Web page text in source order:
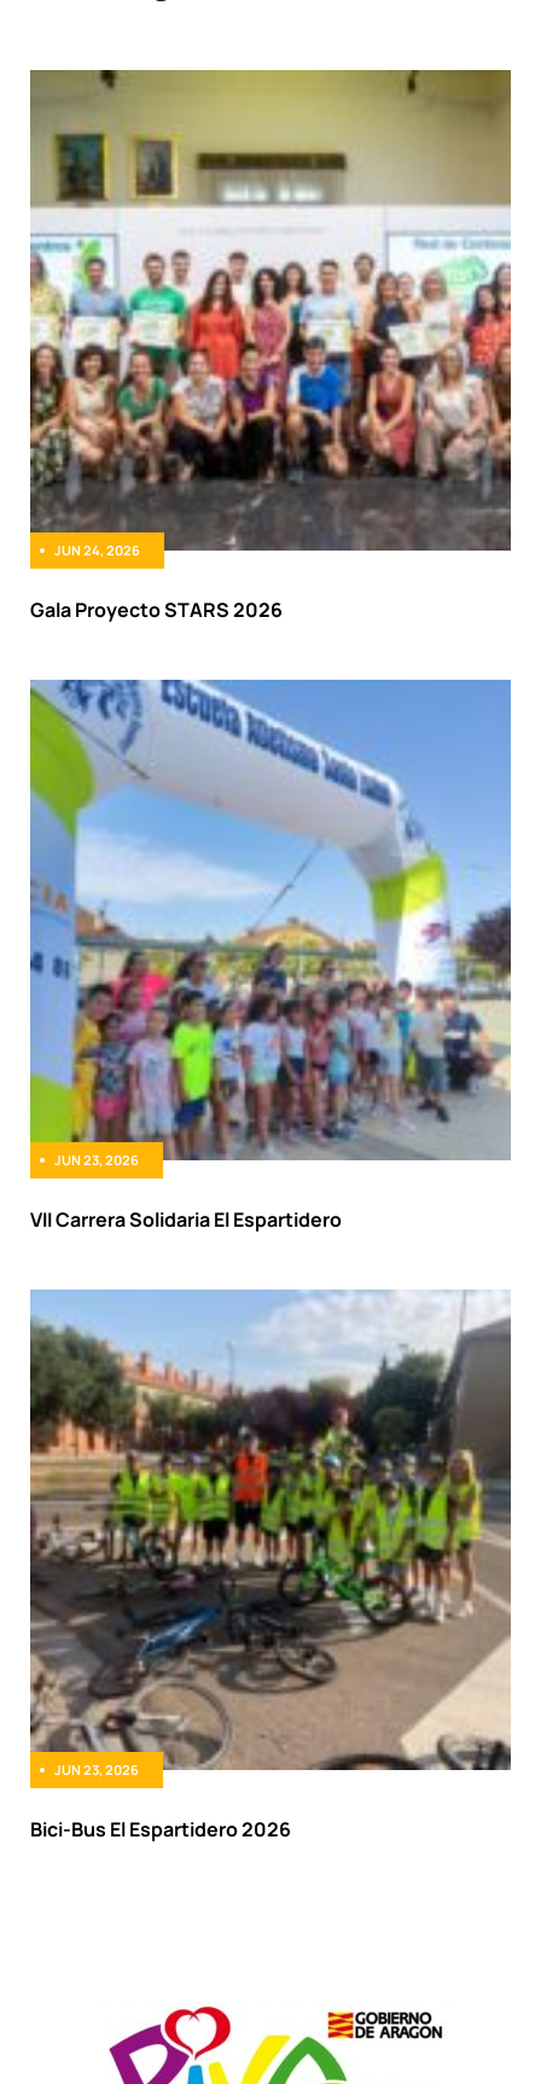
JUN 24, 2026
Gala Proyecto STARS 2026
JUN 23, 2026
VII Carrera Solidaria El Espartidero
JUN 23, 2026
Bici-Bus El Espartidero 2026